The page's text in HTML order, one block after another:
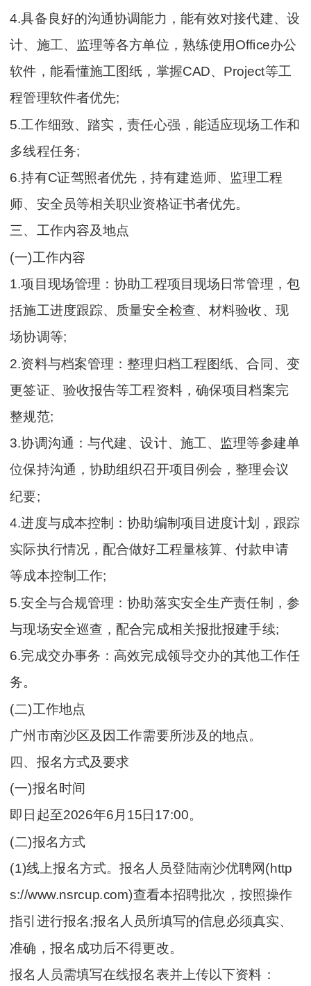
4.具备良好的沟通协调能力，能有效对接代建、设
计、施工、监理等各方单位，熟练使用Office办公
软件，能看懂施工图纸，掌握CAD、Project等工
程管理软件者优先;
5.工作细致、踏实，责任心强，能适应现场工作和
多线程任务;
6.持有C证驾照者优先，持有建造师、监理工程
师、安全员等相关职业资格证书者优先。
三、工作内容及地点
(一)工作内容
1.项目现场管理：协助工程项目现场日常管理，包
括施工进度跟踪、质量安全检查、材料验收、现
场协调等;
2.资料与档案管理：整理归档工程图纸、合同、变
更签证、验收报告等工程资料，确保项目档案完
整规范;
3.协调沟通：与代建、设计、施工、监理等参建单
位保持沟通，协助组织召开项目例会，整理会议
纪要;
4.进度与成本控制：协助编制项目进度计划，跟踪
实际执行情况，配合做好工程量核算、付款申请
等成本控制工作;
5.安全与合规管理：协助落实安全生产责任制，参
与现场安全巡查，配合完成相关报批报建手续;
6.完成交办事务：高效完成领导交办的其他工作任
务。
(二)工作地点
广州市南沙区及因工作需要所涉及的地点。
四、报名方式及要求
(一)报名时间
即日起至2026年6月15日17:00。
(二)报名方式
(1)线上报名方式。报名人员登陆南沙优聘网(http
s://www.nsrcup.com)查看本招聘批次，按照操作
指引进行报名;报名人员所填写的信息必须真实、
准确，报名成功后不得更改。
报名人员需填写在线报名表并上传以下资料：